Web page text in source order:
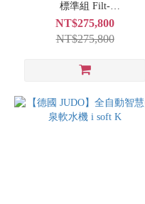
標準組 Filt-
B+Clear120+Soft40
NT$275,800
NT$275,800